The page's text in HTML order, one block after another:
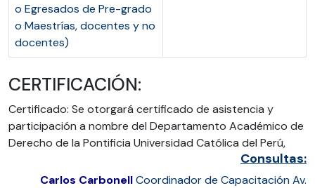
o Egresados de Pre-grado
o Maestrías, docentes y no
docentes)
CERTIFICACIÓN:
Certificado: Se otorgará certificado de asistencia y
participación a nombre del Departamento Académico de
Derecho de la Pontificia Universidad Católica del Perú,
Consultas:
Carlos CarbonellCoordinador de Capacitación Av.